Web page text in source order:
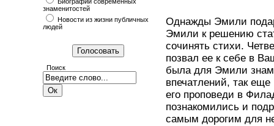
знаменитостей
Новости из жизни публичных
людей
Поиск
Однажды Эмили
Эмили к решению
сочинять стихи.
позвал ее к себе в
была для Эмили
впечатлений, так
его проповеди в
познакомились и
самым дорогим для